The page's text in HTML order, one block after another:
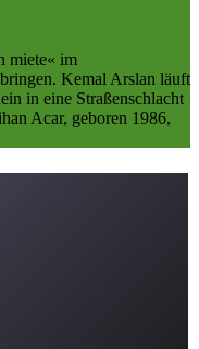
miete« im
Kemal Arslan läuft
in eine Straßenschlacht
Acar, geboren 1986,